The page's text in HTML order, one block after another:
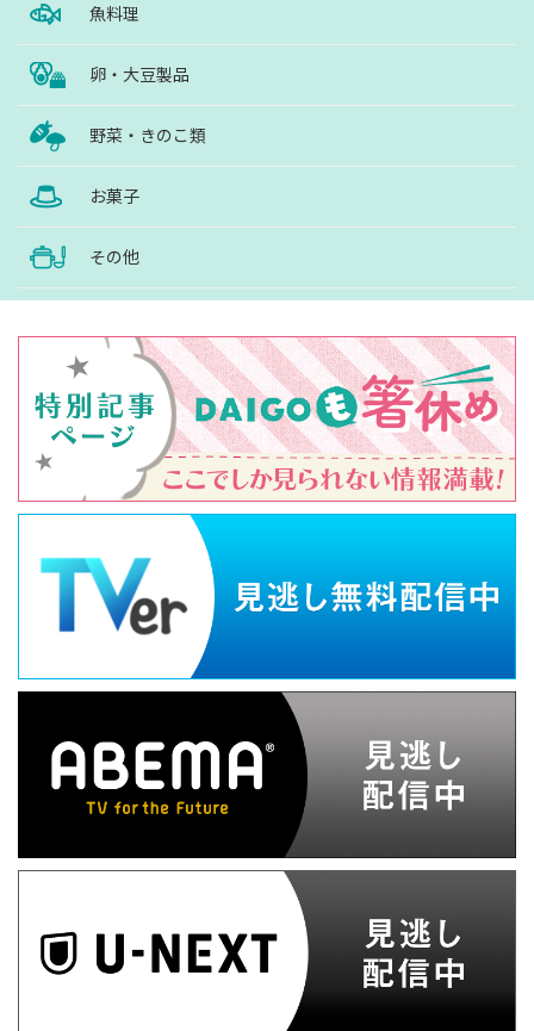
魚料理
卵・大豆製品
野菜・きのこ類
お菓子
その他